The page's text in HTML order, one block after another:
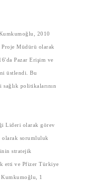
2010
Proje Müdürü olarak
Pazar Erişim ve
üstlendi. Bu
politikalarının
Lideri olarak görev
olarak sorumluluk
stratejik
etti ve Pfizer Türkiye
Kumkumoğlu, 1